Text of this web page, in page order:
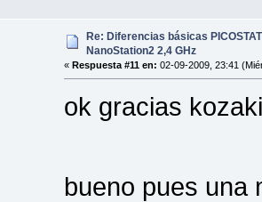
Re: Diferencias básicas
NanoStation2 2,4 GHz
« Respuesta #11 en: 02-09-2009, 23:41
ok gracias
bueno pues una